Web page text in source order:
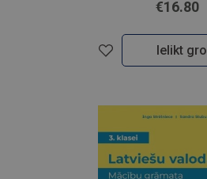
€16.80
Ielikt